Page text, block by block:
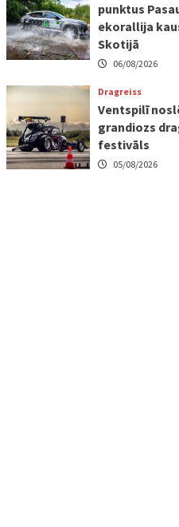
punktus
ekorallija
Skotijā
06/08/2026
Dragreiss
Ventspilī
grandiozs
festivāls
05/08/2026